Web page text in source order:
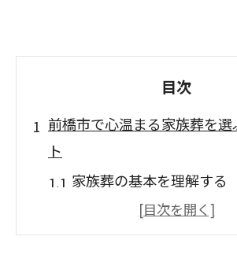
目次
前橋市で心温まる家族葬を
ト
家族葬の基本を理解する
前橋市での葬儀プランの比
市営斎場の活用法